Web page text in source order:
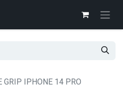
GRIP IPHONE 14 PRO